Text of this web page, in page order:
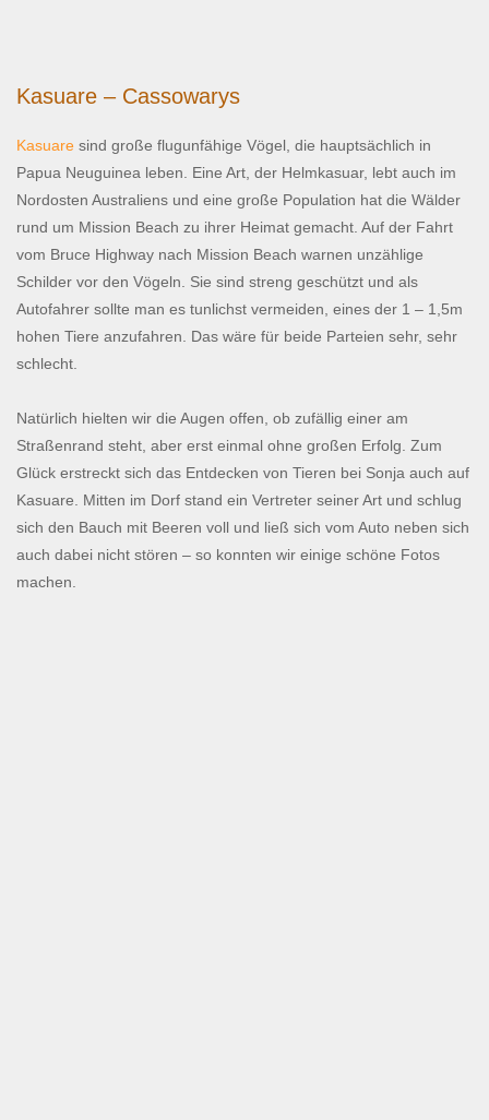
Kasuare – Cassowarys
Kasuare sind große flugunfähige Vögel, die hauptsächlich in
Papua Neuguinea leben. Eine Art, der Helmkasuar, lebt auch im
Nordosten Australiens und eine große Population hat die Wälder
rund um Mission Beach zu ihrer Heimat gemacht. Auf der Fahrt
vom Bruce Highway nach Mission Beach warnen unzählige
Schilder vor den Vögeln. Sie sind streng geschützt und als
Autofahrer sollte man es tunlichst vermeiden, eines der 1 – 1,5m
hohen Tiere anzufahren. Das wäre für beide Parteien sehr, sehr
schlecht.
Natürlich hielten wir die Augen offen, ob zufällig einer am
Straßenrand steht, aber erst einmal ohne großen Erfolg. Zum
Glück erstreckt sich das Entdecken von Tieren bei Sonja auch auf
Kasuare. Mitten im Dorf stand ein Vertreter seiner Art und schlug
sich den Bauch mit Beeren voll und ließ sich vom Auto neben sich
auch dabei nicht stören – so konnten wir einige schöne Fotos
machen.